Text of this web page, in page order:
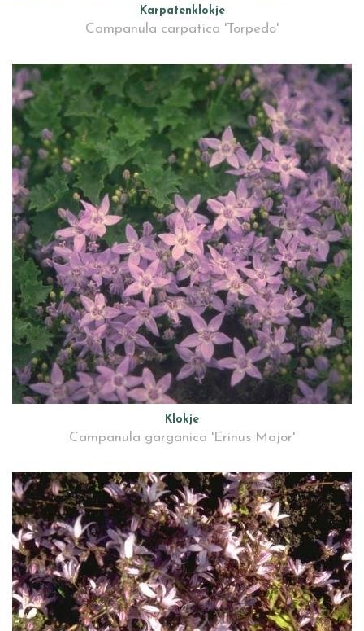
Karpatenklokje
Campanula carpatica 'Torpedo'
Klokje
Campanula garganica 'Erinus Major'